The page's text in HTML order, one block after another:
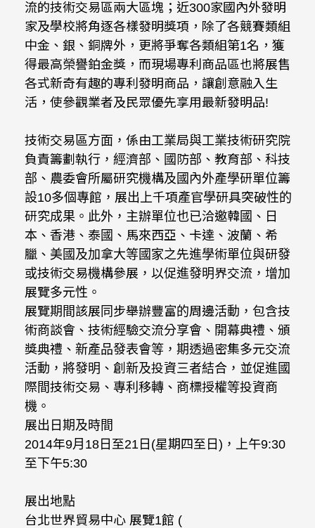
流的技術交易區兩大區塊；近300家國內外發明
家及學校將角逐各樣發明獎項，除了各競賽類組
中金、銀、銅牌外，更將爭奪各類組第1名，獲
得最高榮譽鉑金獎，而現場專利商品區也將展售
各式新奇有趣的專利發明商品，讓創意融入生
活，使參觀業者及民眾優先享用最新發明品!
技術交易區方面，係由工業局與工業技術研究院
負責籌劃執行，經濟部、國防部、教育部、科技
部、農委會所屬研究機構及國內外產學研單位籌
設10多個專館，展出上千項產官學研具突破性的
研究成果。此外，主辦單位也已洽邀韓國、日
本、香港、泰國、馬來西亞、卡達、波蘭、希
臘、美國及加拿大等國家之先進學術單位與研發
或技術交易機構參展，以促進發明界交流，增加
展覽多元性。
展覽期間該展同步舉辦豐富的周邊活動，包含技
術商談會、技術經驗交流分享會、開幕典禮、頒
獎典禮、新產品發表會等，期透過密集多元交流
活動，將發明、創新及投資三者結合，並促進國
際間技術交易、專利移轉、商標授權等投資商
機。
展出日期及時間
2014年9月18日至21日(星期四至日)，上午9:30
至下午5:30
展出地點
台北世界貿易中心 展覽1館 (